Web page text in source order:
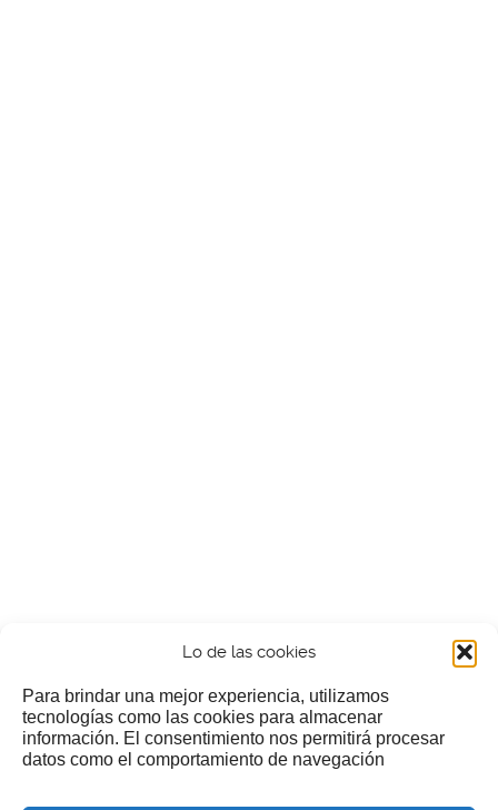
Lo de las cookies
Para brindar una mejor experiencia, utilizamos
tecnologías como las cookies para almacenar
información. El consentimiento nos permitirá procesar
datos como el comportamiento de navegación
¿Nos invitas a un cafecillo?